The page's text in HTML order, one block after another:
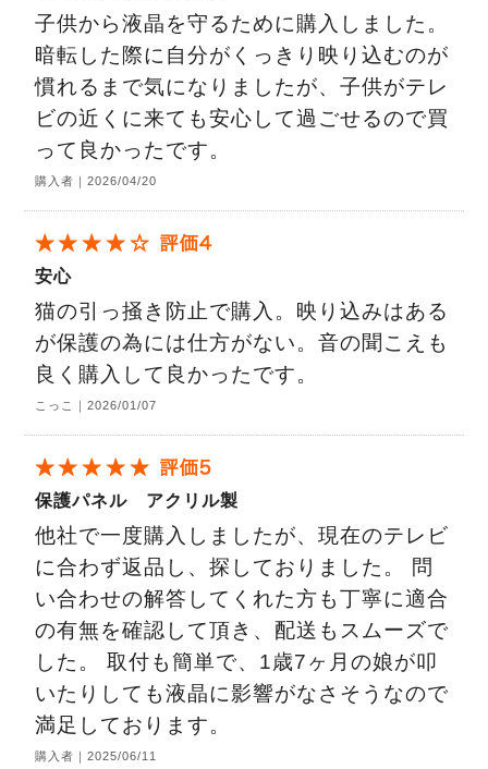
子供から液晶を守るために購入しました。
暗転した際に自分がくっきり映り込むのが
慣れるまで気になりましたが、子供がテレ
ビの近くに来ても安心して過ごせるので買
って良かったです。
購入者｜2026/04/20
安心
猫の引っ掻き防止で購入。映り込みはある
が保護の為には仕方がない。音の聞こえも
良く購入して良かったです。
こっこ｜2026/01/07
保護パネル アクリル製
他社で一度購入しましたが、現在のテレビ
に合わず返品し、探しておりました。 問
い合わせの解答してくれた方も丁寧に適合
の有無を確認して頂き、配送もスムーズで
した。 取付も簡単で、1歳7ヶ月の娘が叩
いたりしても液晶に影響がなさそうなので
満足しております。
購入者｜2025/06/11